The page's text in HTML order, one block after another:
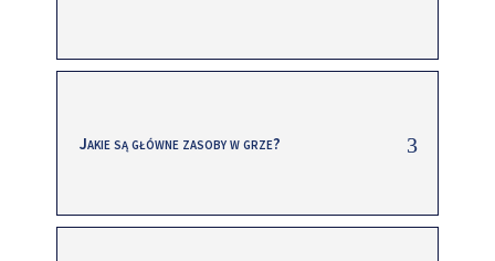
Jakie są główne zasoby w grze?